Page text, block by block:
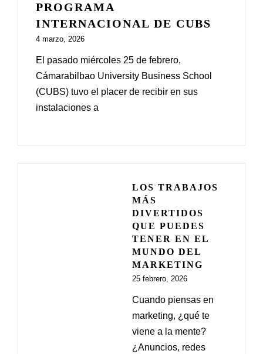
PROGRAMA
INTERNACIONAL DE CUBS
4 marzo, 2026
El pasado miércoles 25 de febrero,
Cámarabilbao University Business School
(CUBS) tuvo el placer de recibir en sus
instalaciones a
LOS TRABAJOS
MÁS
DIVERTIDOS
QUE PUEDES
TENER EN EL
MUNDO DEL
MARKETING
25 febrero, 2026
Cuando piensas en
marketing, ¿qué te
viene a la mente?
¿Anuncios, redes